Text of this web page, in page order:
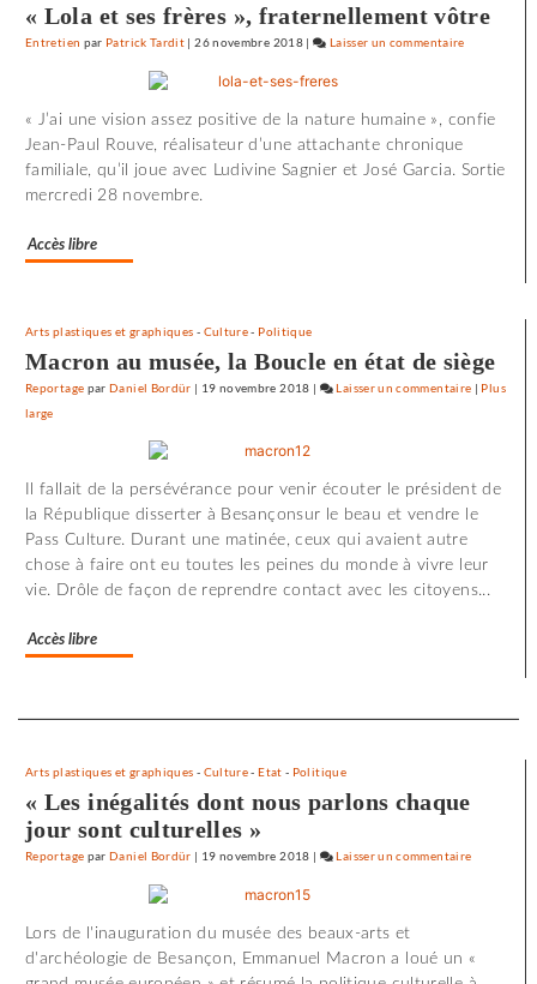
« Lola et ses frères », fraternellement vôtre
Entretien par Patrick Tardit |26 novembre 2018| Laisser un commentaire
d’effroi
«
« J’ai une vision assez positive de la nature humaine », confie
Jean-Paul Rouve, réalisateur d’une attachante chronique
familiale, qu’il joue avec Ludivine Sagnier et José Garcia. Sortie
mercredi 28 novembre.
Accès libre
Arts plastiques et graphiques - Culture- Politique
Macron au musée, la Boucle en état de siège
Reportage parDaniel Bordür | 19 novembre 2018 | Laisser un commentaire on
à
«
»
| Plus
large
Il fallait de la persévérance pour venir écouter le président de
la République disserter à Besançonsur le beau et vendre le
Pass Culture. Durant une matinée, ceux qui avaient autre
chose à faire ont eu toutes les peines du monde à vivre leur
vie. Drôle de façon de reprendre contact avec les citoyens...
Accès libre
Separateur
Arts plastiques et graphiques - Culture- Etat - Politique
« Les inégalités dont nous parlons chaque
jour sont culturelles »
Reportage par Daniel Bordür 19 novembre 2018 Laisser un commentaire
à
Lors de l'inauguration du musée des beaux-arts et
d'archéologie de Besançon, Emmanuel Macron a loué un «